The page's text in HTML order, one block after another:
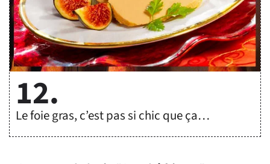
12.
Le foie gras, c’est pas si chic que ça…